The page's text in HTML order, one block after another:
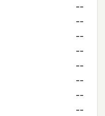
--
--
--
--
--
--
--
--